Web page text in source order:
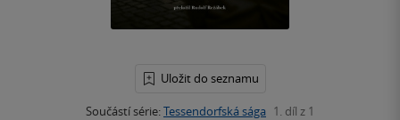
Uložit do seznamu
Součástí série:Tessendorfská sága 1. díl z 1